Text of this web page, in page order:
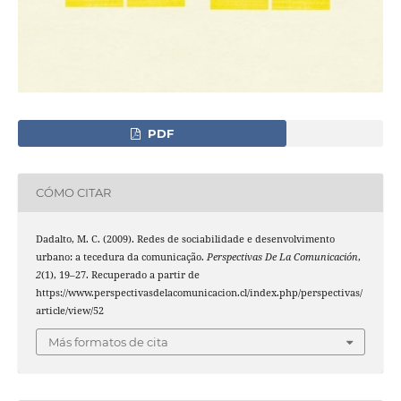
PDF
CÓMO CITAR
Dadalto, M. C. (2009). Redes de sociabilidade e desenvolvimento
urbano: a tecedura da comunicação. Perspectivas De La Comunicación,
2(1), 19–27. Recuperado a partir de
https://www.perspectivasdelacomunicacion.cl/index.php/perspectivas/
article/view/52
Más formatos de cita